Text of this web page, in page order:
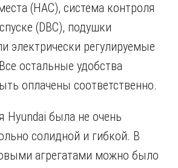
(HAC), система контроля
(DBC), подушки
электрически регулируемые
остальные удобства
оплачены соответственно.
Hyundai была не очень
солидной и гибкой. В
агрегатами можно было